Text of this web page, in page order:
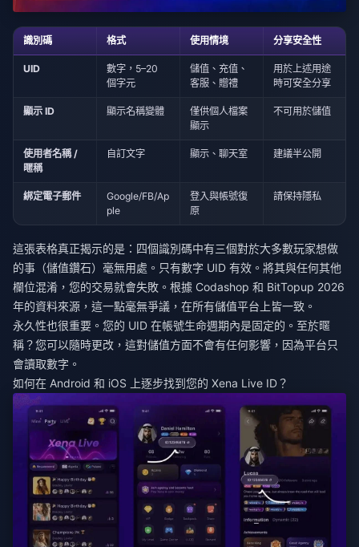
識別碼 格式 使用情境 分享安全性
UID
數字，5–20
個字元
儲值、充值、
客服、贈禮
用於上述用途
時可安全分享
顯示 ID 顯示名稱變體
僅供個人檔案
顯示
不可用於儲值
使用者名稱 /
暱稱
自訂文字 顯示、聊天室 建議半公開
綁定電子郵件
Google/FB/Ap
ple
登入與帳號復
原
請保持隱私
這張表格真正揭示的是：四個識別碼中有三個對於大多數玩家想做
的事（儲值鑽石）毫無用處。只有數字 UID 有效。將其與任何其他
欄位混淆，您的交易就會失敗。根據 Codashop 和 BitTopup 2026
年的資料來源，這一點毫無爭議，在所有儲值平台上皆一致。
永久性也很重要。您的 UID 在帳號生命週期內是固定的。至於暱
稱？您可以隨時更改，這對儲值方面不會有任何影響，因為平台只
會讀取數字。
如何在 Android 和 iOS 上逐步找到您的 Xena Live ID？